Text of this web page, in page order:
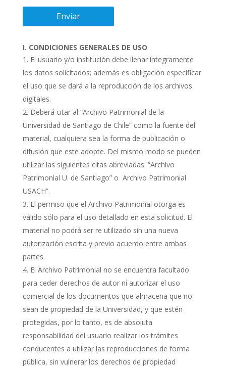
I. CONDICIONES GENERALES DE USO
El usuario y/o institución debe llenar íntegramente
los datos solicitados; además es obligación especificar
el uso que se dará a la reproducción de los archivos
digitales.
Deberá citar al “Archivo Patrimonial de la
Universidad de Santiago de Chile” como la fuente del
material, cualquiera sea la forma de publicación o
difusión que este adopte. Del mismo modo se pueden
utilizar las siguientes citas abreviadas: “Archivo
Patrimonial U. de Santiago” o Archivo Patrimonial
USACH”.
El permiso que el Archivo Patrimonial otorga es
válido sólo para el uso detallado en esta solicitud. El
material no podrá ser re utilizado sin una nueva
autorización escrita y previo acuerdo entre ambas
partes.
El Archivo Patrimonial no se encuentra facultado
para ceder derechos de autor ni autorizar el uso
comercial de los documentos que almacena que no
sean de propiedad de la Universidad, y que estén
protegidas, por lo tanto, es de absoluta
responsabilidad del usuario realizar los trámites
conducentes a utilizar las reproducciones de forma
pública, sin vulnerar los derechos de propiedad